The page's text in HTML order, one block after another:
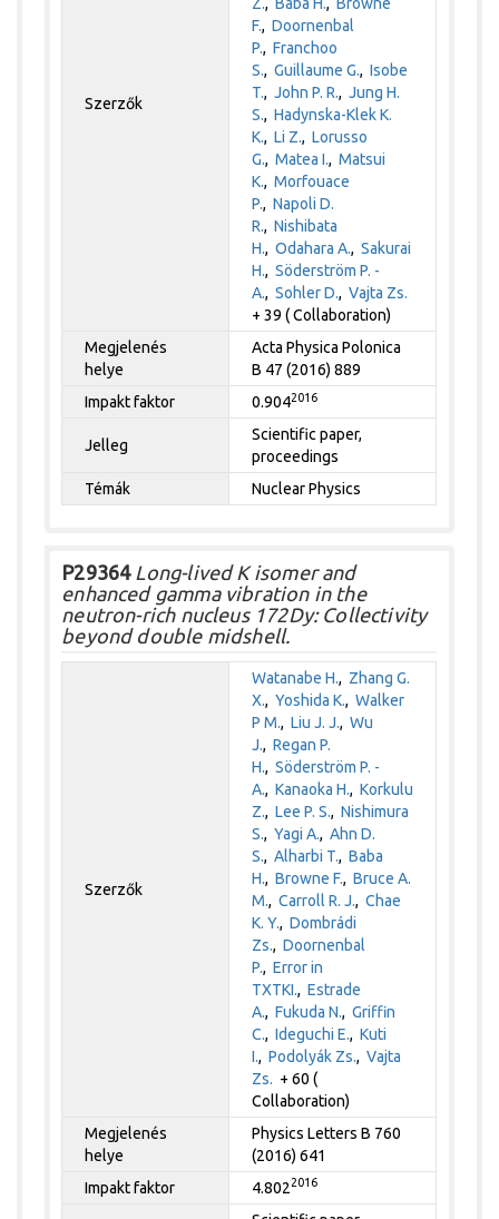
Szerzők
Z., Baba H., Browne
F.,Doornenbal
P.,Franchoo
S.,Guillaume G.,Isobe
T.,John P. R.,Jung H.
S.,Hadynska-Klek K.
K.,Li Z.,Lorusso
G.,Matea I.,Matsui
K.,Morfouace
P.,Napoli D.
R.,Nishibata
H.,Odahara A.,Sakurai
H.,Söderström P. -
A.,Sohler D.,Vajta Zs.
+ 39 ( Collaboration)
Megjelenés
helye
Acta Physica Polonica
B 47 (2016) 889
Impakt faktor
0.9042016
Jelleg
Scientific paper,
proceedings
Témák
Nuclear Physics
P29364Long-lived K isomer and
enhanced gamma vibration in the
neutron-rich nucleus 172Dy: Collectivity
beyond double midshell.
Szerzők
Watanabe H., Zhang G.
X.,Yoshida K.,Walker
P M.,Liu J. J.,Wu
J.,Regan P.
H.,Söderström P. -
A.,Kanaoka H.,Korkulu
Z.,Lee P. S.,Nishimura
S.,Yagi A.,Ahn D.
S.,Alharbi T.,Baba
H.,Browne F.,Bruce A.
M.,Carroll R. J.,Chae
K. Y.,Dombrádi
Zs.,Doornenbal
P.,Error in
TXTKI.,Estrade
A.,Fukuda N.,Griffin
C.,Ideguchi E.,Kuti
I.,Podolyák Zs.,Vajta
Zs. + 60 (
Collaboration)
Megjelenés
helye
Physics Letters B 760
(2016) 641
Impakt faktor
4.8022016